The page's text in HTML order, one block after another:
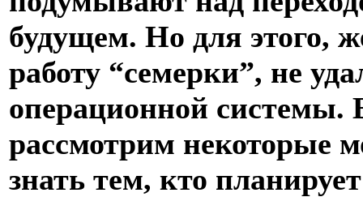
будущем. Но для этого,
работу “семерки”, не
операционной системы.
рассмотрим некоторые
знать тем, кто